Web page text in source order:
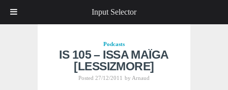
Podcasts
IS 105 – ISSA MAÏGA
[LESSIZMORE]
Posted 27/12/2011 by Arnaud
Input Selector